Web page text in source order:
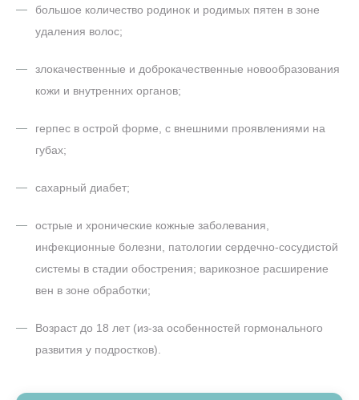
большое количество родинок и родимых пятен в зоне
удаления волос;
злокачественные и доброкачественные новообразования
кожи и внутренних органов;
герпес в острой форме, с внешними проявлениями на
губах;
сахарный диабет;
острые и хронические кожные заболевания,
инфекционные болезни, патологии сердечно-сосудистой
системы в стадии обострения; варикозное расширение
вен в зоне обработки;
Возраст до 18 лет (из-за особенностей гормонального
развития у подростков).